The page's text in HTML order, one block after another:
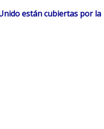
están cubiertas por la